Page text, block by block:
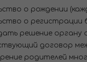
о рождении
о регистрации
решение органу
договор
родителей